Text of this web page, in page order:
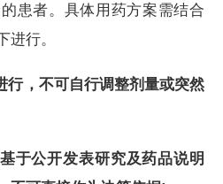
患者。具体用药方案需结合
进行。
行，不可自行调整剂量或突然
于公开发表研究及药品说明